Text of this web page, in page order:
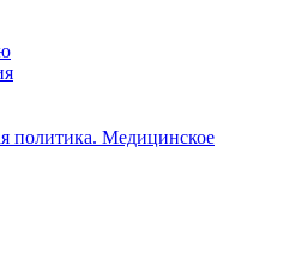
политика. Медицинское